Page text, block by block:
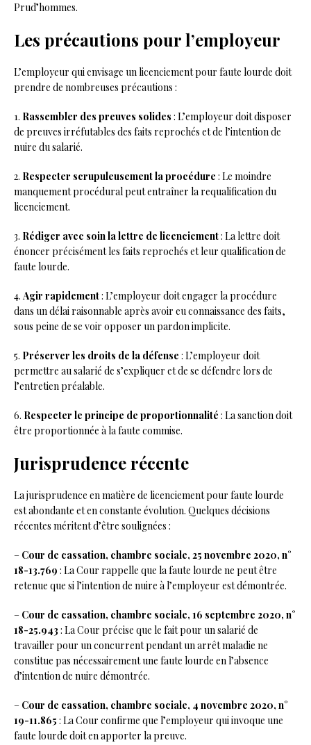
Prud’hommes.
Les précautions pour l’employeur
L’employeur qui envisage un licenciement pour faute lourde doit
prendre de nombreuses précautions :
1. Rassembler des preuves solides : L’employeur doit disposer
de preuves irréfutables des faits reprochés et de l’intention de
nuire du salarié.
2. Respecter scrupuleusement la procédure : Le moindre
manquement procédural peut entraîner la requalification du
licenciement.
3. Rédiger avec soin la lettre de licenciement: La lettre doit
énoncer précisément les faits reprochés et leur qualification de
faute lourde.
4. Agir rapidement: L’employeur doit engager la procédure
dans un délai raisonnable après avoir eu connaissance des faits,
sous peine de se voir opposer un pardon implicite.
5. Préserver les droits de la défense : L’employeur doit
permettre au salarié de s’expliquer et de se défendre lors de
l’entretien préalable.
6. Respecter le principe de proportionnalité : La sanction doit
être proportionnée à la faute commise.
Jurisprudence récente
La jurisprudence en matière de licenciement pour faute lourde
est abondante et en constante évolution. Quelques décisions
récentes méritent d’être soulignées :
– Cour de cassation, chambre sociale, 25 novembre 2020, n°
18-13.769 : La Cour rappelle que la faute lourde ne peut être
retenue que si l’intention de nuire à l’employeur est démontrée.
– Cour de cassation, chambre sociale, 16 septembre 2020, n°
18-25.943 : La Cour précise que le fait pour un salarié de
travailler pour un concurrent pendant un arrêt maladie ne
constitue pas nécessairement une faute lourde en l’absence
d’intention de nuire démontrée.
– Cour de cassation, chambre sociale, 4 novembre 2020, n°
19-11.865 : La Cour confirme que l’employeur qui invoque une
faute lourde doit en apporter la preuve.